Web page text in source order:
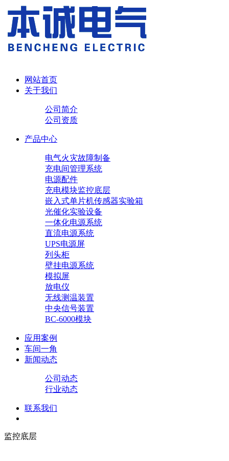
网站首页
关于我们
公司简介
公司资质
产品中心
电气火灾故障制备
充电间管理系统
电源配件
充电模块监控底层
嵌入式单片机传感器实验箱
光催化实验设备
一体化电源系统
直流电源系统
UPS电源屏
列头柜
壁挂电源系统
模拟屏
放电仪
无线测温装置
中央信号装置
BC-6000模块
应用案例
车间一角
新闻动态
公司动态
行业动态
联系我们
监控底层